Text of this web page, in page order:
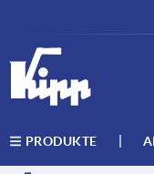
PRODUKTE